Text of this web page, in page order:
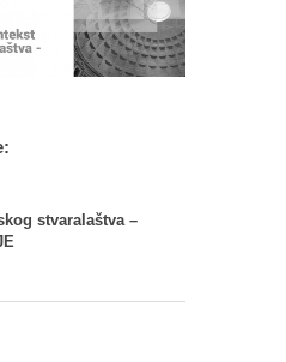
stvaralaštva –